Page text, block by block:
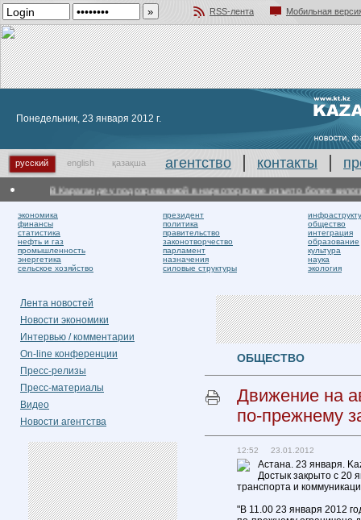
RSS-лента
Мобильная
Понедельник, 23 января 2012 г.
русский english қазақша агентство контакты
В Караганде у подозреваемой в наркоторговле изъято более
экономика
финансы
статистика
нефть и газ
промышленность
энергетика
сельское хозяйство
президент
политика
правительство
законотворчество
парламент
назначения
силовые структуры
общество
интеграция
образование
культура
наука
экология
Лента новостей
Новости экономики
Интервью / комментарии
On-line конференции
Пресс-релизы
Пресс-материалы
Видео
Новости агентства
ОБЩЕСТВО
Движение на
по-прежнему
12:52 23.01.2012
Астана. 23 января.
Достык закрыто с 20
транспорта и
"В 11.00 23 января 2012